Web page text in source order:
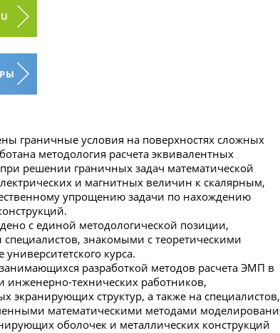
граничные условия на поверхностях сложных
методология расчета эквивалентных
решении граничных задач математической
и магнитных величин к скалярным,
упрощению задачи по нахождению
с единой методологической позиции,
знакомыми с теоретическими
курса.
разработкой методов расчета ЭМП в
инженерно-технических работников,
экранирующих структур, а также на специалистов,
математическими методами
оболочек и металлических конструкций